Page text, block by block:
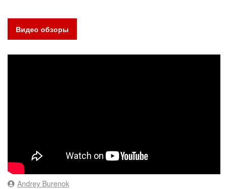
Видео обзоры
Andrey Burenok